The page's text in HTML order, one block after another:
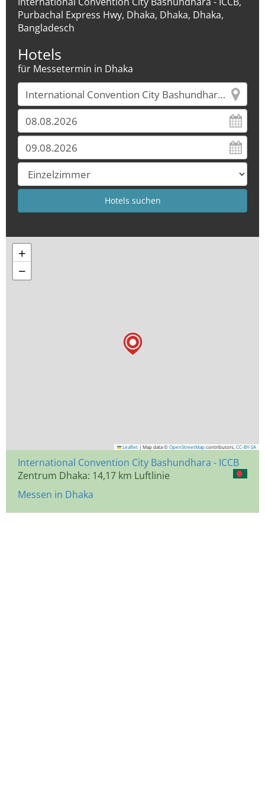
Purbachal Express Hwy, Dhaka, Dhaka, Dhaka,
Bangladesch
Hotels
für Messetermin in Dhaka
+
−
Leaflet | Map data © OpenStreetMap contributors, CC-BY-SA
International Convention City Bashundhara - ICCB
Zentrum Dhaka: 14,17 km Luftlinie
Messen in Dhaka